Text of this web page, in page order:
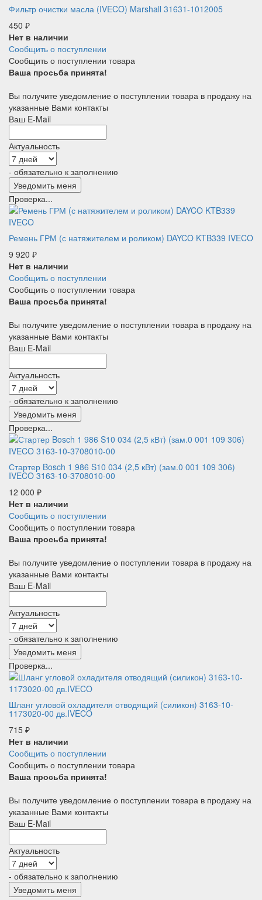
Фильтр очистки масла (IVECO) Marshall 31631-1012005
450 ₽
Нет в наличии
Сообщить о поступлении
Сообщить о поступлении товара
Ваша просьба принята!
Вы получите уведомление о поступлении товара в продажу на
указанные Вами контакты
Ваш E-Mail
Актуальность
- обязательно к заполнению
Проверка...
Ремень ГРМ (с натяжителем и роликом) DAYCO KTB339 IVECO
9 920 ₽
Нет в наличии
Сообщить о поступлении
Сообщить о поступлении товара
Ваша просьба принята!
Вы получите уведомление о поступлении товара в продажу на
указанные Вами контакты
Ваш E-Mail
Актуальность
- обязательно к заполнению
Проверка...
Стартер Bosch 1 986 S10 034 (2,5 кВт) (зам.0 001 109 306)
IVECO 3163-10-3708010-00
12 000 ₽
Нет в наличии
Сообщить о поступлении
Сообщить о поступлении товара
Ваша просьба принята!
Вы получите уведомление о поступлении товара в продажу на
указанные Вами контакты
Ваш E-Mail
Актуальность
- обязательно к заполнению
Проверка...
Шланг угловой охладителя отводящий (силикон) 3163-10-
1173020-00 дв.IVECO
715 ₽
Нет в наличии
Сообщить о поступлении
Сообщить о поступлении товара
Ваша просьба принята!
Вы получите уведомление о поступлении товара в продажу на
указанные Вами контакты
Ваш E-Mail
Актуальность
- обязательно к заполнению